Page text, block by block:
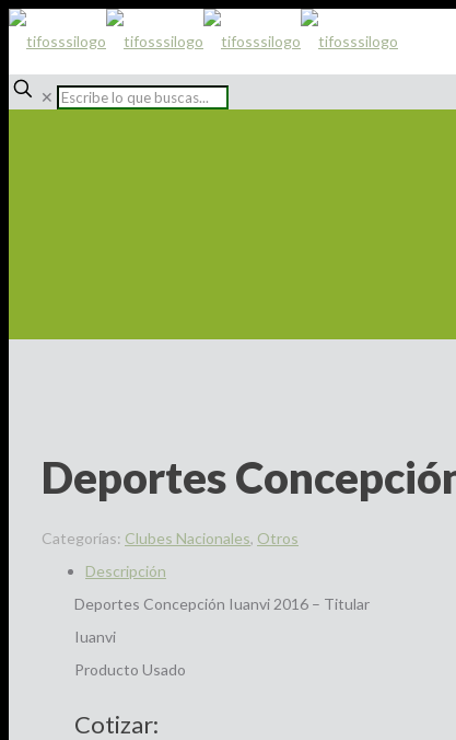
✕
Deportes
Categorías: Clubes Nacionales, Otros
Descripción
Deportes Concepción Iuanvi 2016 – Titular
Iuanvi
Producto Usado
Cotizar: